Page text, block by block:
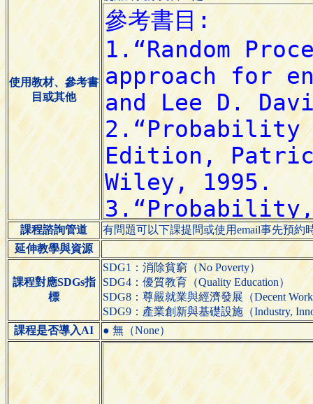
使用教材、參考書
目或其他
課程諮詢管道
有問題可以下課提問或使用email事先預約
延伸教學與資源
課程對應SDGs指
標
SDG1：消除貧窮（No Poverty）
SDG4：優質教育（Quality Education）
SDG8：尊嚴就業與經濟發展（Decent
SDG9：產業創新與基礎設施（Industry,
課程是否導入AI
● 無（None）